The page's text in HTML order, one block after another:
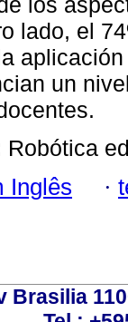
lado, el
un
Robótica
Inglês ·
Brasilia